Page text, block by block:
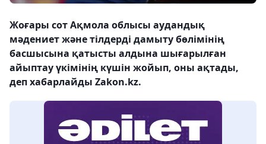
Жоғары сот Ақмола облысы аудандық
мәдениет және тілдерді дамыту бөлімінің
басшысына қатысты алдына шығарылған
айыптау үкімінің күшін жойып, оны ақтады,
деп хабарлайды Zakon.kz.